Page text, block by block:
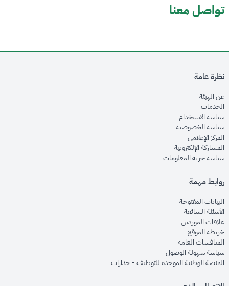
تواصل معنا
نظرة عامة
عن الهيئةopens in new window
الخدماتopens in new window
سياسة الاستخدام
سياسة الخصوصيةopens in new window
المركز الإعلاميopens in new window
المشاركة الإلكترونيةopens in new window
سياسة حرية المعلوماتopens in new window
روابط مهمة
البيانات المفتوحةopens in new window
الأسئلة الشائعةopens in new window
علاقات الموردينopens in new window
خريطة الموقعopens in new window
المنافسات العامةopens in new window
سياسة سهولة الوصولopens in new window
المنصة الوطنية الموحدة للتوظيف - جداراتopens in new window